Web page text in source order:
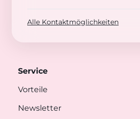
Alle Kontaktmöglichkeiten
Service
Vorteile
Newsletter